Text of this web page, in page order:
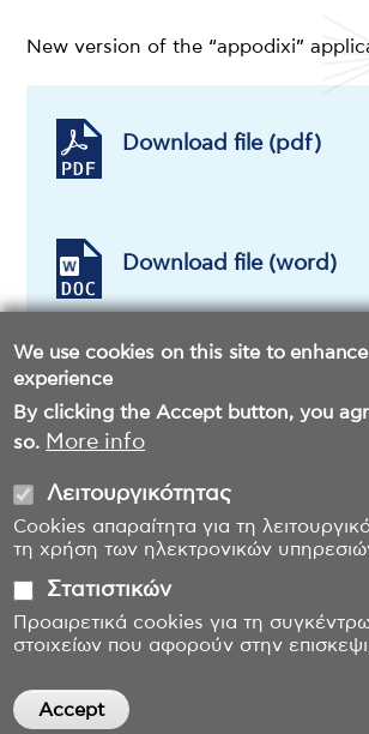
We use cookies on this site to
experience
By clicking the Accept button, you
so. More info
Λειτουργικότητας
Cookies απαραίτητα για τη
τη χρήση των ηλεκτρονικών
Στατιστικών
Προαιρετικά cookies για τη
στοιχείων που αφορούν στην
Accept
New version of the “appodixi”
Download file (pdf)
Download file (word)